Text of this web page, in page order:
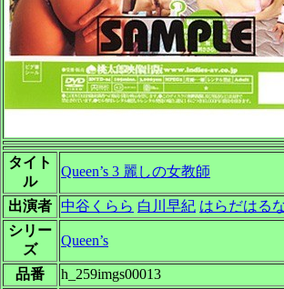
タイト
ル
Queen’s 3 麗しの女教師
出演者 中谷くらら 白川早紀 はらだはる
シリー
ズ
Queen’s
品番
h_259imgs00013